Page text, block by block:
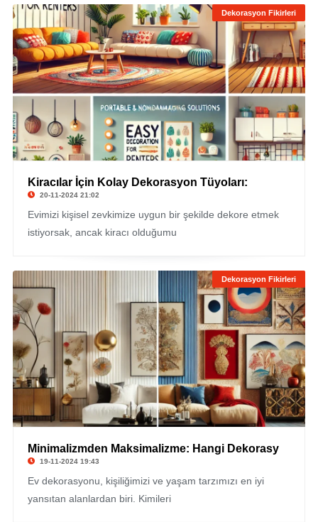
Dekorasyon Fikirleri
Kiracılar İçin Kolay Dekorasyon Tüyoları:
20-11-2024 21:02
Evimizi kişisel zevkimize uygun bir şekilde dekore etmek
istiyorsak, ancak kiracı olduğumu
Dekorasyon Fikirleri
Minimalizmden Maksimalizme: Hangi Dekorasy
19-11-2024 19:43
Ev dekorasyonu, kişiliğimizi ve yaşam tarzımızı en iyi
yansıtan alanlardan biri. Kimileri